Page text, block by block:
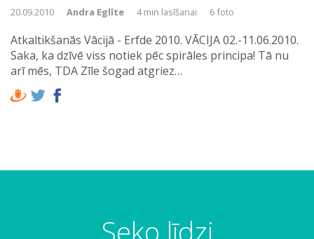
20.09.2010 Andra Eglīte 4 min lasīšanai 6 foto
Atkaltikšanās Vācijā - Erfde 2010. VĀCIJA 02.-11.06.2010.
Saka, ka dzīvē viss notiek pēc spirāles principa! Tā nu
arī mēs, TDA Zīle šogad atgriez…
Seko līdzi